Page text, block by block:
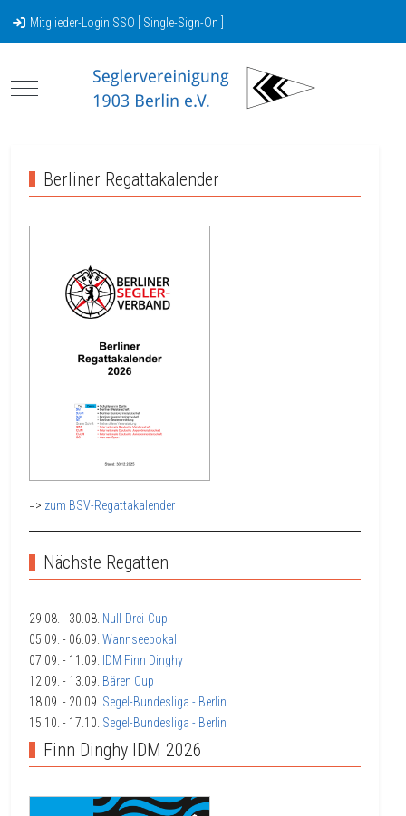
Mitglieder-Login SSO [ Single-Sign-On ]
Mobile Menu Toggle
Berliner Regattakalender
=> zum BSV-Regattakalender
Nächste Regatten
29.08. - 30.08. Null-Drei-Cup
05.09. - 06.09. Wannseepokal
07.09. - 11.09. IDM Finn Dinghy
12.09. - 13.09. Bären Cup
18.09. - 20.09. Segel-Bundesliga - Berlin
15.10. - 17.10. Segel-Bundesliga - Berlin
Finn Dinghy IDM 2026